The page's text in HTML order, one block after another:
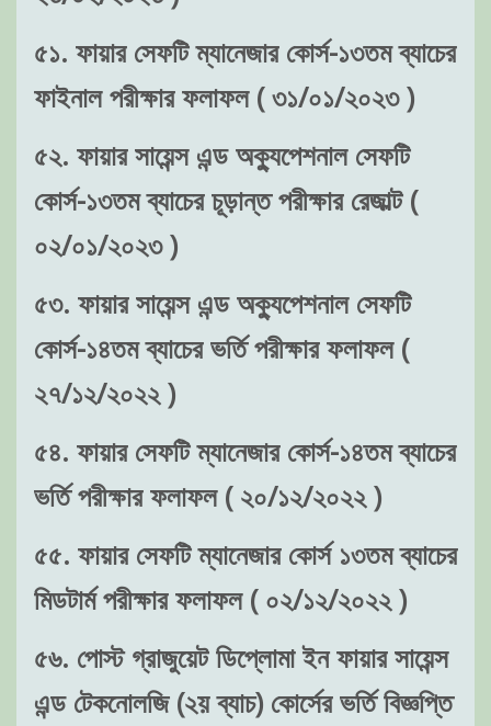
৫১. ফায়ার সেফটি ম্যানেজার কোর্স-১৩তম ব্যাচের
ফাইনাল পরীক্ষার ফলাফল ( ৩১/০১/২০২৩ )
৫২. ফায়ার সায়েন্স এন্ড অক্যুপেশনাল সেফটি
কোর্স-১৩তম ব্যাচের চূড়ান্ত পরীক্ষার রেজাল্ট (
০২/০১/২০২৩ )
৫৩. ফায়ার সায়েন্স এন্ড অক্যুপেশনাল সেফটি
কোর্স-১৪তম ব্যাচের ভর্তি পরীক্ষার ফলাফল (
২৭/১২/২০২২ )
৫৪. ফায়ার সেফটি ম্যানেজার কোর্স-১৪তম ব্যাচের
ভর্তি পরীক্ষার ফলাফল ( ২০/১২/২০২২ )
৫৫. ফায়ার সেফটি ম্যানেজার কোর্স ১৩তম ব্যাচের
মিডটার্ম পরীক্ষার ফলাফল ( ০২/১২/২০২২ )
৫৬. পোস্ট গ্রাজুয়েট ডিপ্লোমা ইন ফায়ার সায়েন্স
এন্ড টেকনোলজি (২য় ব্যাচ) কোর্সের ভর্তি বিজ্ঞপ্তি